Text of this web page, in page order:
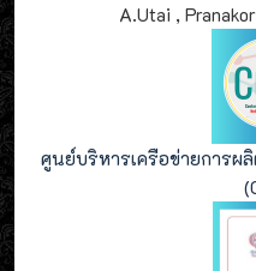
A.Utai ,
ศูนย์บริหารเครือข่ายการ